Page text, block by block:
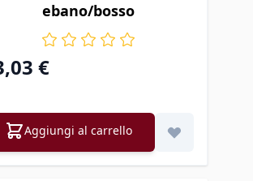
ebano/bosso
€
Aggiungi al carrello